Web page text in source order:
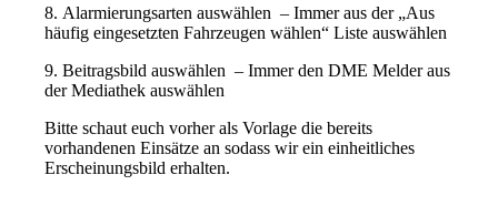
8. Alarmierungsarten auswählen – Immer aus der „Aus
häufig eingesetzten Fahrzeugen wählen“ Liste auswählen
9. Beitragsbild auswählen – Immer den DME Melder aus
der Mediathek auswählen
Bitte schaut euch vorher als Vorlage die bereits
vorhandenen Einsätze an sodass wir ein einheitliches
Erscheinungsbild erhalten.